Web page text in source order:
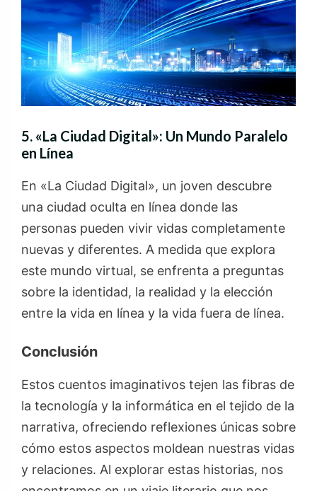
5. «La Ciudad Digital»: Un Mundo Paralelo
en Línea
En «La Ciudad Digital», un joven descubre
una ciudad oculta en línea donde las
personas pueden vivir vidas completamente
nuevas y diferentes. A medida que explora
este mundo virtual, se enfrenta a preguntas
sobre la identidad, la realidad y la elección
entre la vida en línea y la vida fuera de línea.
Conclusión
Estos cuentos imaginativos tejen las fibras de
la tecnología y la informática en el tejido de la
narrativa, ofreciendo reflexiones únicas sobre
cómo estos aspectos moldean nuestras vidas
y relaciones. Al explorar estas historias, nos